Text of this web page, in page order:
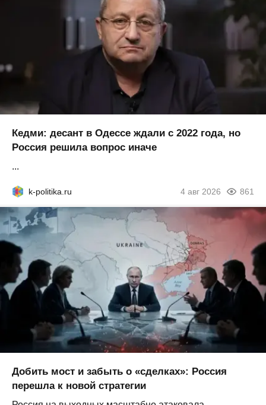
Кедми: десант в Одессе ждали с 2022 года, но
Россия решила вопрос иначе
...
k-politika.ru 4 авг 2026 861
Добить мост и забыть о «сделках»: Россия
перешла к новой стратегии